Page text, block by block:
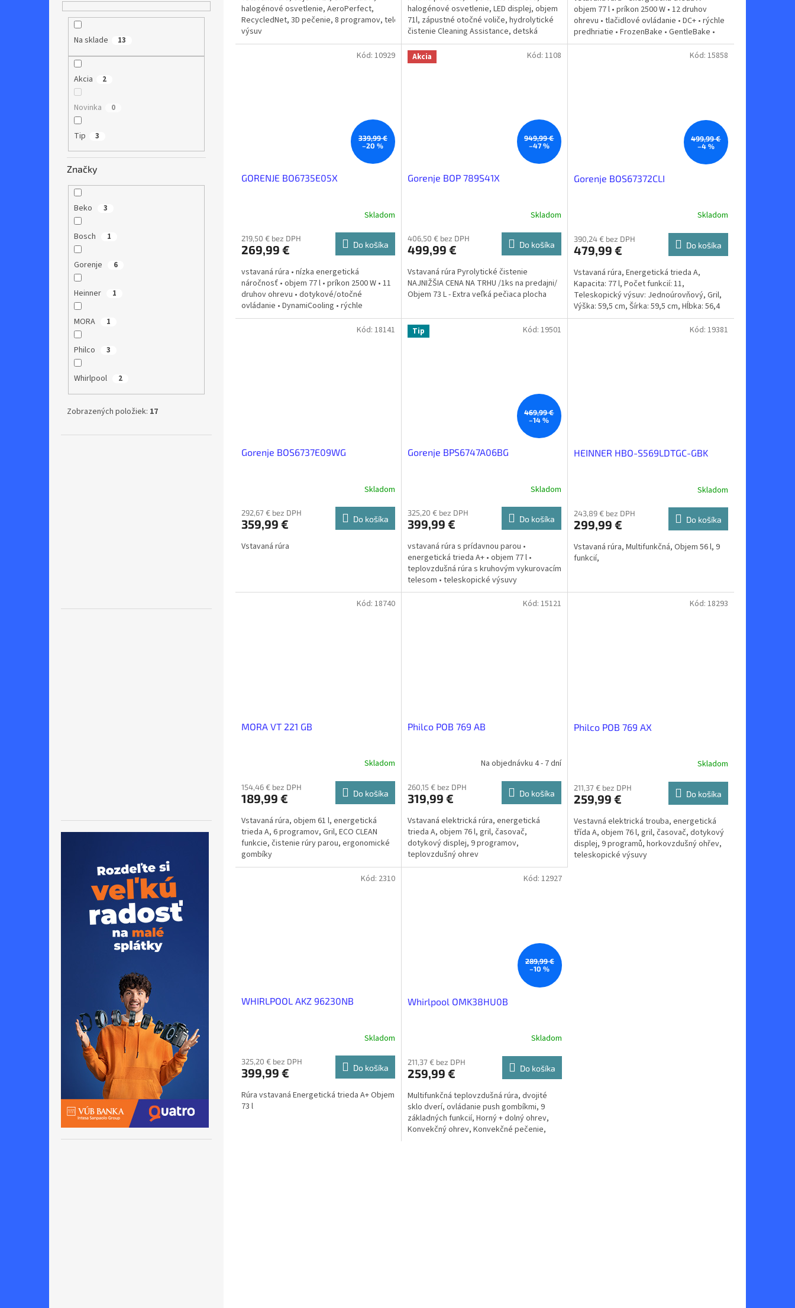
Na sklade 13
Akcia 2
Novinka 0
Tip 3
Značky
Beko 3
Bosch 1
Gorenje 6
Heinner 1
MORA 1
Philco 3
Whirlpool 2
Zobrazených položiek: 17
halogénové osvetlenie, AeroPerfect,
RecycledNet, 3D pečenie, 8 programov, teleskopický
výsuv
halogénové osvetlenie, LED displej, objem
71l, zápustné otočné voliče, hydrolytické
čistenie Cleaning Assistance, detská
poistka, čierna
objem 77 l • príkon 2500 W • 12 druhov
ohrevu • tlačidlové ovládanie • DC+ • rýchle
predhriatie • FrozenBake • GentleBake •
Gentle...
339,99 €
–20 %
GORENJE BO6735E05X
Skladom
219,50 € bez DPH
269,99 € Do košíka
vstavaná rúra • nízka energetická
náročnosť • objem 77 l • príkon 2500 W • 11
druhov ohrevu • dotykové/otočné
ovládanie • DynamiCooling • rýchle
predhriatie • FrozenBake •...
Kód: 10929 Akcia
949,99 €
–47 %
Gorenje BOP 789S41X
Skladom
406,50 € bez DPH
499,99 € Do košíka
Vstavaná rúra Pyrolytické čistenie
NAJNIŽŠIA CENA NA TRHU /1ks na predajni/
Objem 73 L - Extra veľká pečiaca plocha
Kód: 1108
499,99 €
–4 %
Gorenje BOS67372CLI
Skladom
390,24 € bez DPH
479,99 € Do košíka
Vstavaná rúra, Energetická trieda A,
Kapacita: 77 l, Počet funkcií: 11,
Teleskopický výsuv: Jednoúrovňový, Gril,
Výška: 59,5 cm, Šírka: 59,5 cm, Hĺbka: 56,4
cm
Kód: 15858
Gorenje BOS6737E09WG
Skladom
292,67 € bez DPH
359,99 € Do košíka
Vstavaná rúra
Kód: 18141 Tip
469,99 €
–14 %
Gorenje BPS6747A06BG
Skladom
325,20 € bez DPH
399,99 € Do košíka
vstavaná rúra s prídavnou parou •
energetická trieda A+ • objem 77 l •
teplovzdušná rúra s kruhovým vykurovacím
telesom • teleskopické výsuvy
Kód: 19501
HEINNER HBO-S569LDTGC-GBK
Skladom
243,89 € bez DPH
299,99 € Do košíka
Vstavaná rúra, Multifunkčná, Objem 56 l, 9
funkcií,
Kód: 19381
MORA VT 221 GB
Skladom
154,46 € bez DPH
189,99 € Do košíka
Vstavaná rúra, objem 61 l, energetická
trieda A, 6 programov, Gril, ECO CLEAN
funkcie, čistenie rúry parou, ergonomické
gombíky
Kód: 18740
Philco POB 769 AB
Na objednávku 4 - 7 dní
260,15 € bez DPH
319,99 € Do košíka
Vstavaná elektrická rúra, energetická
trieda A, objem 76 l, gril, časovač,
dotykový displej, 9 programov,
teplovzdušný ohrev
Kód: 15121
Philco POB 769 AX
Skladom
211,37 € bez DPH
259,99 € Do košíka
Vestavná elektrická trouba, energetická
třída A, objem 76 l, gril, časovač, dotykový
displej, 9 programů, horkovzdušný ohřev,
teleskopické výsuvy
Kód: 18293
WHIRLPOOL AKZ 96230NB
Skladom
325,20 € bez DPH
399,99 € Do košíka
Rúra vstavaná Energetická trieda A+ Objem
73 l
Kód: 2310
289,99 €
–10 %
Whirlpool OMK38HU0B
Skladom
211,37 € bez DPH
259,99 € Do košíka
Multifunkčná teplovzdušná rúra, dvojité
sklo dverí, ovládanie push gombíkmi, 9
základných funkcií, Horný + dolný ohrev,
Konvekčný ohrev, Konvekčné pečenie,
Kód: 12927